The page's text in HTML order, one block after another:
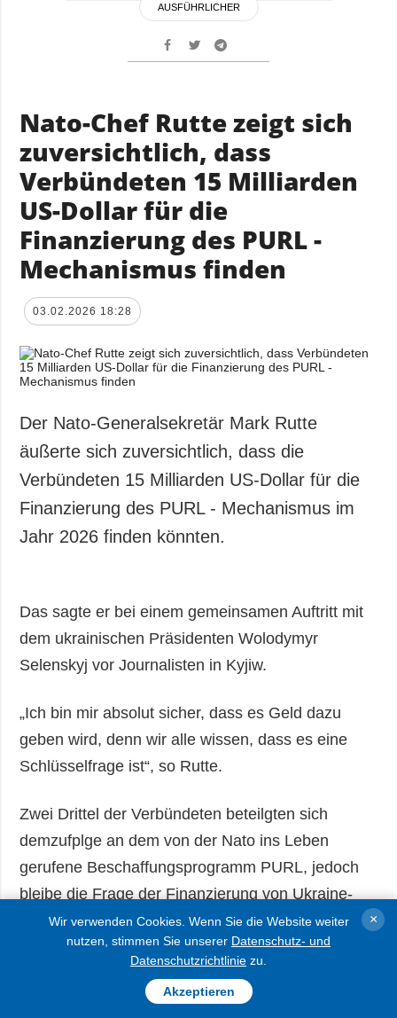
AUSFÜHRLICHER
Nato-Chef Rutte zeigt sich
zuversichtlich, dass
Verbündeten 15 Milliarden
US-Dollar für die
Finanzierung des PURL -
Mechanismus finden
03.02.2026 18:28
Der Nato-Generalsekretär Mark Rutte
äußerte sich zuversichtlich, dass die
Verbündeten 15 Milliarden US-Dollar für die
Finanzierung des PURL - Mechanismus im
Jahr 2026 finden könnten.
Das sagte er bei einem gemeinsamen Auftritt mit
dem ukrainischen Präsidenten Wolodymyr
Selenskyj vor Journalisten in Kyjiw.
„Ich bin mir absolut sicher, dass es Geld dazu
geben wird, denn wir alle wissen, dass es eine
Schlüsselfrage ist“, so Rutte.
Zwei Drittel der Verbündeten beteilgten sich
demzufplge an dem von der Nato ins Leben
gerufene Beschaffungsprogramm PURL, jedoch
bleibe die Frage der Finanzierung von Ukraine-
Unterstützungspaketen nicht geregelt, weil einige
Länder keinen Beitrag leisteten.
„Wir brauchen eine bessere Aufteilung der
Wir verwenden Cookies. Wenn Sie die Website weiter
nutzen, stimmen Sie unserer Datenschutz- und
Datenschutzrichtlinie zu.
Akzeptieren
×